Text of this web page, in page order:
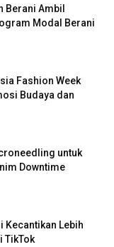
Berani Ambil
Modal Berani
Fashion Week
Budaya dan
untuk
Downtime
Kecantikan Lebih
TikTok